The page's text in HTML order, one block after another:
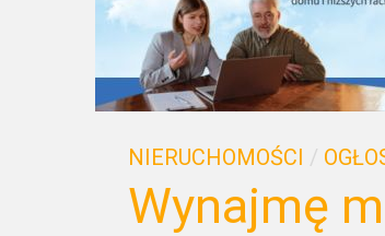
NIERUCHOMOŚCI /
Wynajmę